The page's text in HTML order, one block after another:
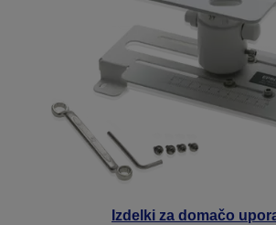
Izdelki za domačo